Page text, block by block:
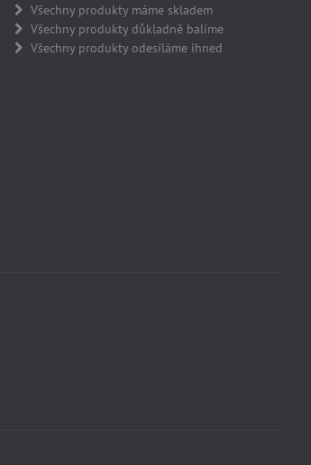
Všechny produkty máme skladem
Všechny produkty důkladně balíme
Všechny produkty odesíláme ihned